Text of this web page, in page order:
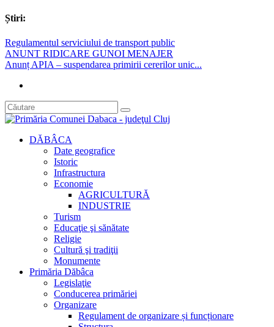
Știri:
Regulamentul serviciului de transport public
ANUNT RIDICARE GUNOI MENAJER
Anunț APIA – suspendarea primirii cererilor unic...
DĂBÂCA
Date geografice
Istoric
Infrastructura
Economie
AGRICULTURĂ
INDUSTRIE
Turism
Educaţie şi sănătate
Religie
Cultură şi tradiţii
Monumente
Primăria Dăbâca
Legislaţie
Conducerea primăriei
Organizare
Regulament de organizare și funcționare